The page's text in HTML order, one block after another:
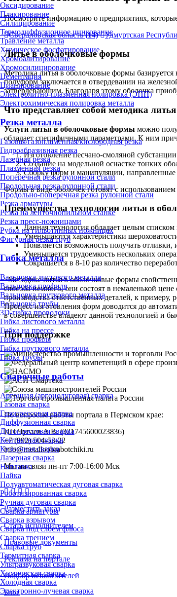
Оксидирование
Плакирование
Силицирование
Термодиффузионное цинкование
Травление металла
Химическое фосфатирование
Хромоалитирование
Хромосилицирование
Цементация
Цианирование
Электролитно-плазменная полировка (ЭПП)
Электрохимическая полировка металла
Резка металла
Газовая/газопламенная/кислородная резка
Гидроабразивная резка
Лазерная резка
Плазменная резка
Поперечная резка рулонной стали
Продольная резка рулонной стали
Продольно-поперечная резка рулонной стали
Резка арматуры
Резка на ленточнопильном станке
Резка пресс-ножницами
Рубка на гильотинных ножницах
Фигурная резка труб
Гибка металла
Вальцовка листового металла
Вальцовка профиля
Вальцовка пруткового металла
Вальцовка трубы
3D-гибка проволоки
Гибка листового металла
Гибка на прессе
Гибка профиля
Гибка пруткового металла
Гибка трубы
Сварочные работы
Аргонная (аргонодуговая) сварка
Газовая сварка
Газопрессовая сварка
Диффузионная сварка
Дугопрессовая сварка
Контактная сварка
Кузнечная сварка
Лазерная сварка
Наплавка
Пайка
Полуавтоматическая дуговая сварка
Роботизированная сварка
Ручная дуговая сварка
Сварка арматуры
Сварка взрывом
Сварка под слоем флюса
Сварка трением
Сварка труб
Термитная сварка
Ультразвуковая сварка
Химическая сварка
Холодная сварка
Электронно-лучевая сварка
Посмотрите информацию о предприятиях,
Свердловская область(14) Удмуртская
Литье в оболочковые формы
Методика литья в оболочковые формы
полуформ заключается в отвердевании на
затвердевающим. Благодаря этому оболочка
Что представляет собой методика
Услуги литья в оболочковые формы можно
обладает специфичными параметрами. К ним
Изготовление песчано-смоляной
Создание на модельной оснастке тонких
Сборку форм и манипуляции, направленные
Формы в виде оболочек готовят с
Преимущества технологии литья в
Данная технология обладает целым
Уменьшаются характеристики
Появляется возможность получать
Уменьшается трудоемкость нескольких
Сокращается в 8-10 раз количество
«Методике литья в оболочковые формы
способа немного, они состоят в немаленькой
производства ответственных деталей, к
Процесс изготовления форм доводится до
в совершенстве владеют данной технологией и
При поддержке
По вопросам работы портала в Пермском крае:
ИП Чугаев А.В. (321745600023836)
+7 (992) 504-53-22
info@metalloobrabotchiki.ru
Мы на связи пн-пт 7:00-16:00 Мск
Разместить заказ
Стать исполнителем
Правовые документы
Реклама на портале
Подбор исполнителей
Блог